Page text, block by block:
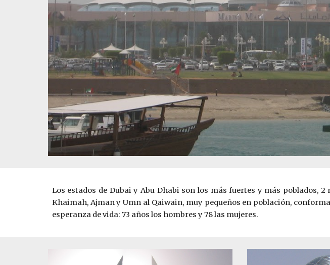
Los estados de Dubai y Abu Dhabi son los más fuertes y más poblados,
Khaimah, Ajman y Umn al Qaiwain, muy pequeños en población,
esperanza de vida: 73 años los hombres y 78 las mujeres.